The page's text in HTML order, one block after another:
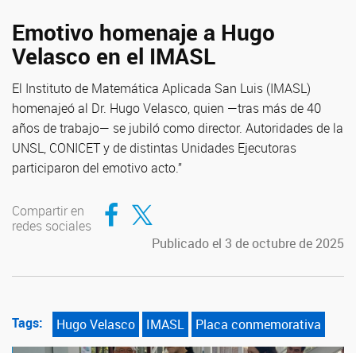
Emotivo homenaje a Hugo
Velasco en el IMASL
El Instituto de Matemática Aplicada San Luis (IMASL)
homenajeó al Dr. Hugo Velasco, quien —tras más de 40
años de trabajo— se jubiló como director. Autoridades de la
UNSL, CONICET y de distintas Unidades Ejecutoras
participaron del emotivo acto.”
Compartir en
redes sociales
Compartir en Facebook
Compartir en Twitter
Publicado el 3 de octubre de 2025
Tags: Hugo Velasco IMASL Placa conmemorativa